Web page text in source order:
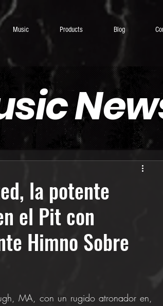
Music Products Blog
la potente
el Pit con
Himno Sobre
MA, con un rugido atronador en,